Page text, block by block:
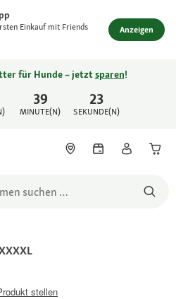
Einkauf mit Friends Anzeigen
39
MINUTE(N)
23
SEKUNDE(N)
für Hunde – jetztsparen!
stellen